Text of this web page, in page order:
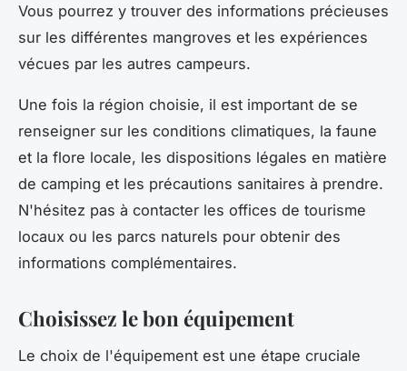
Vous pourrez y trouver des informations précieuses
sur les différentes mangroves et les expériences
vécues par les autres campeurs.
Une fois la région choisie, il est important de se
renseigner sur les conditions climatiques, la faune
et la flore locale, les dispositions légales en matière
de camping et les précautions sanitaires à prendre.
N'hésitez pas à contacter les offices de tourisme
locaux ou les parcs naturels pour obtenir des
informations complémentaires.
Choisissez le bon équipement
Le choix de l'équipement est une étape cruciale